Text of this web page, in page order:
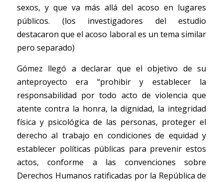
sexos, y que va más allá del acoso en lugares
públicos. (los investigadores del estudio
destacaron que el acoso laboral es un tema similar
pero separado)
Gómez llegó a declarar que el objetivo de su
anteproyecto era “prohibir y establecer la
responsabilidad por todo acto de violencia que
atente contra la honra, la dignidad, la integridad
física y psicológica de las personas, proteger el
derecho al trabajo en condiciones de equidad y
establecer políticas públicas para prevenir estos
actos, conforme a las convenciones sobre
Derechos Humanos ratificadas por la República de